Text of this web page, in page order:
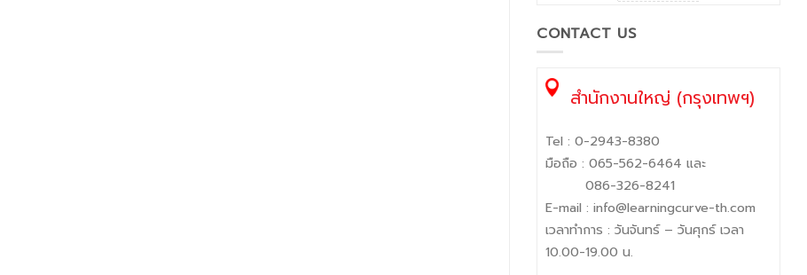
CONTACT US
สำนักงานใหญ่ (กรุงเทพฯ)
Tel : 0-2943-8380
มือถือ : 065-562-6464 และ
086-326-8241
E-mail : info@learningcurve-th.com
เวลาทำการ : วันจันทร์ – วันศุกร์ เวลา
10.00-19.00 น.